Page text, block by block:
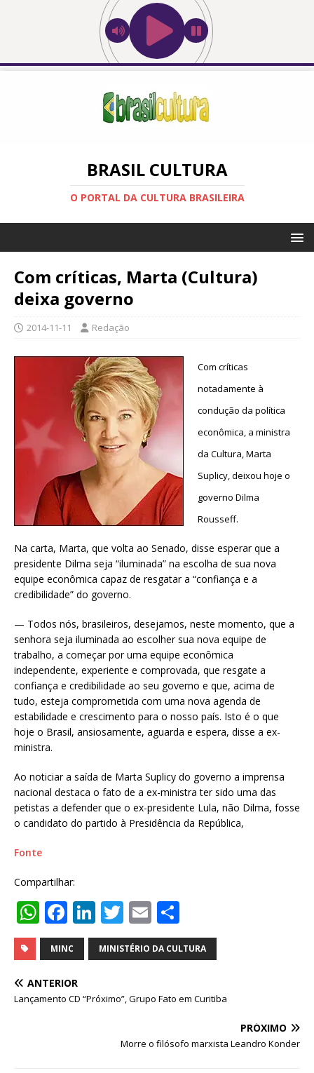
BRASIL CULTURA
O PORTAL DA CULTURA BRASILEIRA
Com críticas, Marta (Cultura)
deixa governo
2014-11-11 Redação
Com críticas
notadamente à
condução da política
econômica, a ministra
da Cultura, Marta
Suplicy, deixou hoje o
governo Dilma
Rousseff.
Na carta, Marta, que volta ao Senado, disse esperar que a
presidente Dilma seja “iluminada” na escolha de sua nova
equipe econômica capaz de resgatar a “confiança e a
credibilidade” do governo.
— Todos nós, brasileiros, desejamos, neste momento, que a
senhora seja iluminada ao escolher sua nova equipe de
trabalho, a começar por uma equipe econômica
independente, experiente e comprovada, que resgate a
confiança e credibilidade ao seu governo e que, acima de
tudo, esteja comprometida com uma nova agenda de
estabilidade e crescimento para o nosso país. Isto é o que
hoje o Brasil, ansiosamente, aguarda e espera, disse a ex-
ministra.
Ao noticiar a saída de Marta Suplicy do governo a imprensa
nacional destaca o fato de a ex-ministra ter sido uma das
petistas a defender que o ex-presidente Lula, não Dilma, fosse
o candidato do partido à Presidência da República,
Fonte
Compartilhar:
W
h
at
s
A
F
a
c
e
b
Li
n
k
dI
T
w
it
r
E
m
ai
h
ar
MINC MINISTÉRIO DA CULTURA
ANTERIOR
Lançamento CD “Próximo”, Grupo Fato em Curitiba
PRÓXIMO
Morre o filósofo marxista Leandro Konder